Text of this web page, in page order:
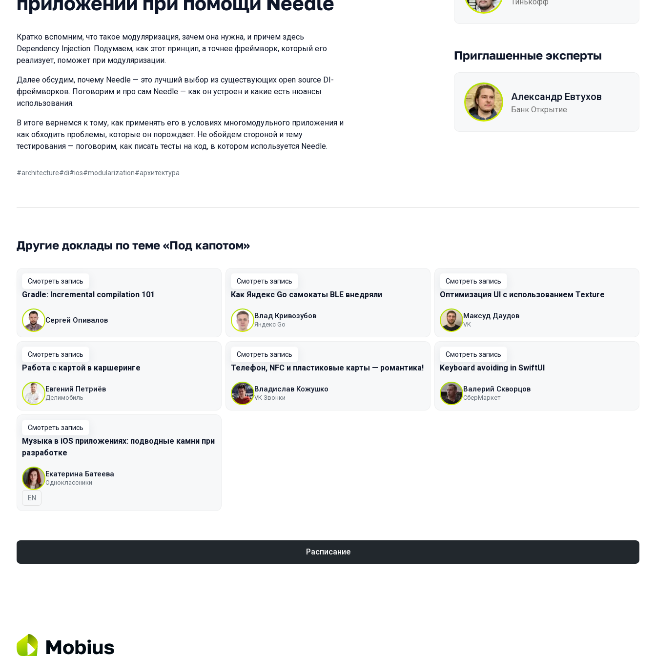
Кратко вспомним, что такое модуляризация, зачем она нужна, и причем здесь
Dependency Injection. Подумаем, как этот принцип, а точнее фреймворк, который его
реализует, поможет при модуляризации.
Далее обсудим, почему Needle — это лучший выбор из существующих open source DI-
фреймворков. Поговорим и про сам Needle — как он устроен и какие есть нюансы
использования.
В итоге вернемся к тому, как применять его в условиях многомодульного приложения и
как обходить проблемы, которые он порождает. Не обойдем стороной и тему
тестирования — поговорим, как писать тесты на код, в котором используется Needle.
#architecture#di#ios#modularization#архитектура
Приглашенные эксперты
Александр Евтухов
Банк Открытие
Другие доклады по теме «Под капотом»
Смотреть запись
Gradle: Incremental compilation 101
Сергей Опивалов
Смотреть запись
Как Яндекс Go самокаты BLE внедряли
Влад Кривозубов
Яндекс Go
Смотреть запись
Оптимизация UI с использованием Texture
Максуд Даудов
VK
Смотреть запись
Работа с картой в каршеринге
Евгений Петриёв
Делимобиль
Смотреть запись
Телефон, NFC и пластиковые карты — романтика!
Владислав Кожушко
VK Звонки
Смотреть запись
Keyboard avoiding in SwiftUI
Валерий Скворцов
СберМаркет
Смотреть запись
Музыка в iOS приложениях: подводные камни при
разработке
Екатерина Батеева
Одноклассники
На английском языке
EN
Расписание